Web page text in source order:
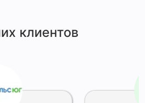
клиентов